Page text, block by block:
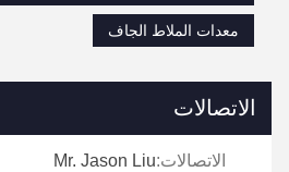
معدات الملاط الجاف
الاتصالات
الاتصالات:Mr. Jason Liu